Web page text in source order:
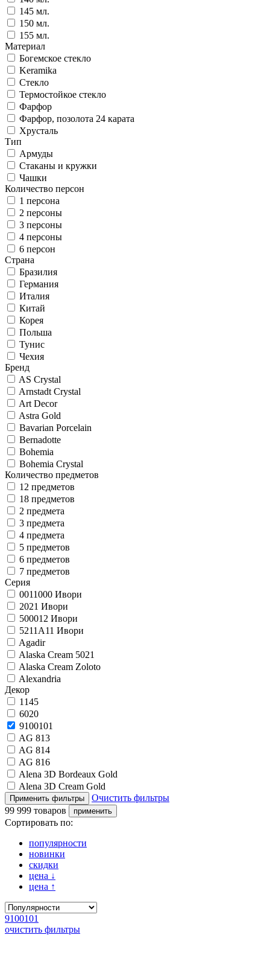
145 мл.
150 мл.
155 мл.
Материал
Богемское стекло
Keramika
Стекло
Термостойкое стекло
Фарфор
Фарфор, позолота 24 карата
Хрусталь
Тип
Армуды
Стаканы и кружки
Чашки
Количество персон
1 персона
2 персоны
3 персоны
4 персоны
6 персон
Страна
Бразилия
Германия
Италия
Китай
Корея
Польша
Тунис
Чехия
Бренд
AS Crystal
Arnstadt Crystal
Art Decor
Astra Gold
Bavarian Porcelain
Bernadotte
Bohemia
Bohemia Crystal
Количество предметов
12 предметов
18 предметов
2 предмета
3 предмета
4 предмета
5 предметов
6 предметов
7 предметов
Серия
0011000 Ивори
2021 Ивори
500012 Ивори
5211A11 Ивори
Agadir
Alaska Cream 5021
Alaska Cream Zoloto
Alexandria
Декор
1145
6020
9100101
AG 813
AG 814
AG 816
Alena 3D Bordeaux Gold
Alena 3D Cream Gold
Очистить фильтры
99 999 товаров
Сортировать по:
популярности
новинки
скидки
цена ↓
цена ↑
9100101
очистить фильтры